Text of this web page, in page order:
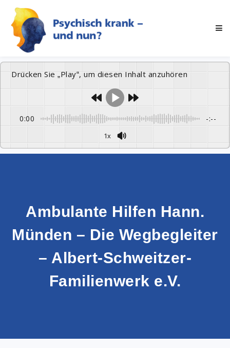
Drücken Sie „Play“, um diesen Inhalt anzuhören
0:00 -:--
1x
Ambulante Hilfen Hann.
Münden – Die Wegbegleiter
– Albert-Schweitzer-
Familienwerk e.V.